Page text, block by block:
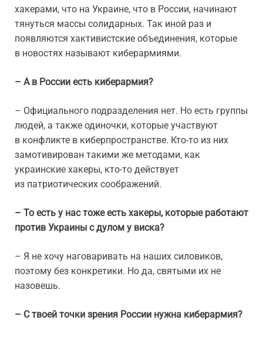
хакерами, что на Украине, что в России, начинают
тянуться массы солидарных. Так иной раз и
появляются хактивистские объединения, которые
в новостях называют киберармиями.
– А в России есть киберармия?
– Официального подразделения нет. Но есть группы
людей, а также одиночки, которые участвуют
в конфликте в киберпространстве. Кто-то из них
замотивирован такими же методами, как
украинские хакеры, кто-то действует
из патриотических соображений.
– То есть у нас тоже есть хакеры, которые работают
против Украины с дулом у виска?
– Я не хочу наговаривать на наших силовиков,
поэтому без конкретики. Но да, святыми их не
назовешь.
– С твоей точки зрения России нужна киберармия?